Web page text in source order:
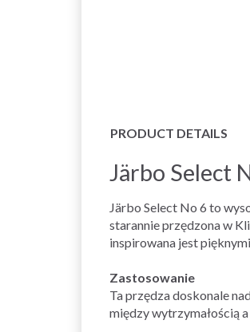
PRODUCT DETAILS
Järbo Select
Järbo Select No 6 to
starannie przędzona w
inspirowana jest
Zastosowanie
Ta przędza doskonale
między wytrzymałością